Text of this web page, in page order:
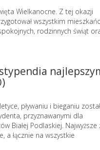
Wielkanocne. Z tej okazji
wszystkim
rodzinnych świąt
pływaniu i bieganiu
przyznawanymi dla
Białej Podlaskiej. Najwyższe
a łącznie na wszystkie